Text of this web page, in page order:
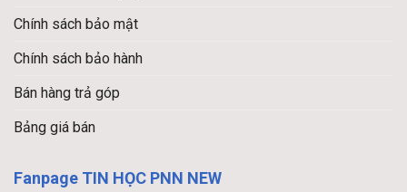
Chính sách bảo mật
Chính sách bảo hành
Bán hàng trả góp
Bảng giá bán
Fanpage TIN HỌC PNN NEW